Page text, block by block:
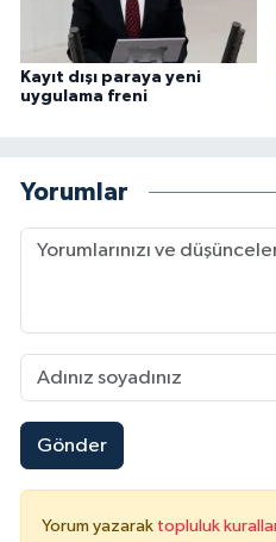
Kayıt dışı paraya yeni
uygulama freni
Yorumlar
Gönder
Yorum yazarak topluluk